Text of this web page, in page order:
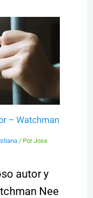
– Watchman
/ PorJose
autor y
Nee